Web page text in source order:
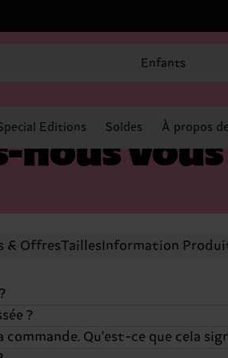
Enfants
Editions Soldes À propos
vous
& OffresTaillesInformation
suivre les étapes suivantes:
?
Qu'est-ce que cela